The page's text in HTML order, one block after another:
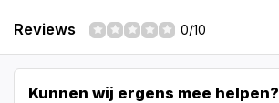
Reviews 0/10
Kunnen wij ergens mee helpen?